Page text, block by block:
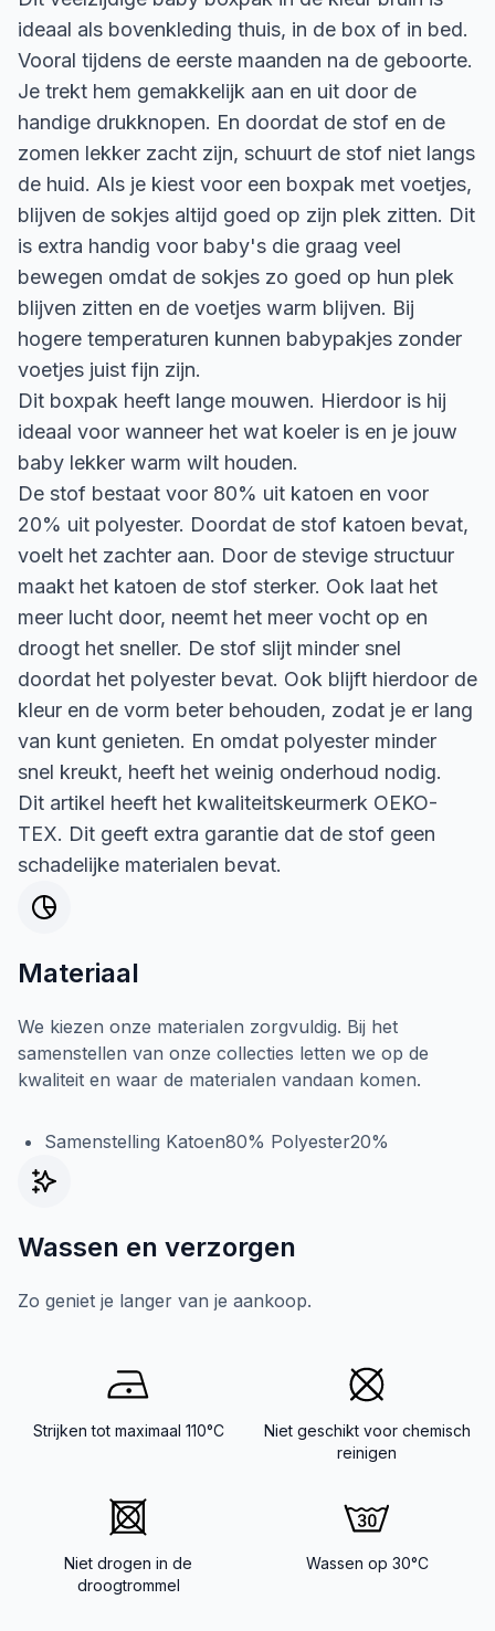
ideaal als bovenkleding thuis, in de box of in bed.
Vooral tijdens de eerste maanden na de geboorte.
Je trekt hem gemakkelijk aan en uit door de
handige drukknopen. En doordat de stof en de
zomen lekker zacht zijn, schuurt de stof niet langs
de huid. Als je kiest voor een boxpak met voetjes,
blijven de sokjes altijd goed op zijn plek zitten. Dit
is extra handig voor baby's die graag veel
bewegen omdat de sokjes zo goed op hun plek
blijven zitten en de voetjes warm blijven. Bij
hogere temperaturen kunnen babypakjes zonder
voetjes juist fijn zijn.
Dit boxpak heeft lange mouwen. Hierdoor is hij
ideaal voor wanneer het wat koeler is en je jouw
baby lekker warm wilt houden.
De stof bestaat voor 80% uit katoen en voor
20% uit polyester. Doordat de stof katoen bevat,
voelt het zachter aan. Door de stevige structuur
maakt het katoen de stof sterker. Ook laat het
meer lucht door, neemt het meer vocht op en
droogt het sneller. De stof slijt minder snel
doordat het polyester bevat. Ook blijft hierdoor de
kleur en de vorm beter behouden, zodat je er lang
van kunt genieten. En omdat polyester minder
snel kreukt, heeft het weinig onderhoud nodig.
Dit artikel heeft het kwaliteitskeurmerk OEKO-
TEX. Dit geeft extra garantie dat de stof geen
schadelijke materialen bevat.
Materiaal
We kiezen onze materialen zorgvuldig. Bij het
samenstellen van onze collecties letten we op de
kwaliteit en waar de materialen vandaan komen.
Samenstelling Katoen80% Polyester20%
Wassen en verzorgen
Zo geniet je langer van je aankoop.
Strijken tot maximaal 110°C
Niet geschikt voor chemisch
reinigen
Niet drogen in de
droogtrommel
Wassen op 30°C